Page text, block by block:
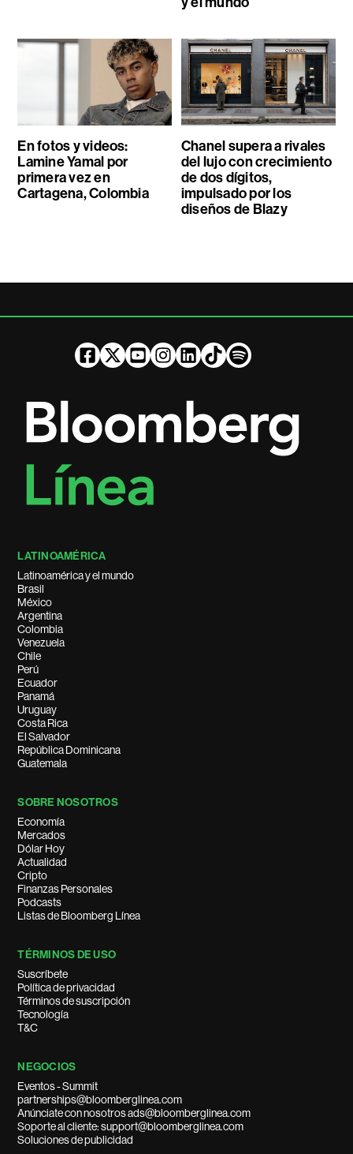
En fotos y videos:
Lamine Yamal por
primera vez en
Cartagena, Colombia
Chanel supera a rivales
del lujo con crecimiento
de dos dígitos,
impulsado por los
diseños de Blazy
LATINOAMÉRICA
Latinoamérica y el mundo
Brasil
México
Argentina
Colombia
Venezuela
Chile
Perú
Ecuador
Panamá
Uruguay
Costa Rica
El Salvador
República Dominicana
Guatemala
SOBRE NOSOTROS
Economía
Mercados
Dólar Hoy
Actualidad
Cripto
Finanzas Personales
Podcasts
Listas de Bloomberg Línea
TÉRMINOS DE USO
Suscríbete
Política de privacidad
Términos de suscripción
Tecnología
T&C
NEGOCIOS
Eventos - Summit
partnerships@bloomberglinea.com
Anúnciate con nosotros ads@bloomberglinea.com
Soporte al cliente: support@bloomberglinea.com
Soluciones de publicidad